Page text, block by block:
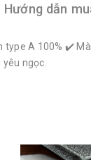
Hướng dẫn
type A 100% ✔️
ngọc.